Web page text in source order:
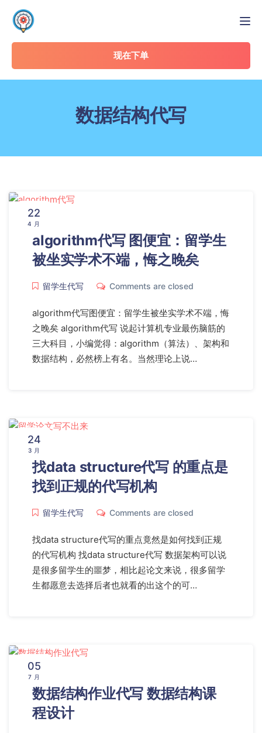
现在下单
数据结构代写
22
4 月
algorithm代写 图便宜：留学生
被坐实学术不端，悔之晚矣
留学生代写 Comments are closed
algorithm代写图便宜：留学生被坐实学术不端，悔
之晚矣 algorithm代写 说起计算机专业最伤脑筋的
三大科目，小编觉得：algorithm（算法）、架构和
数据结构，必然榜上有名。当然理论上说…
24
3 月
找data structure代写 的重点是
找到正规的代写机构
留学生代写 Comments are closed
找data structure代写的重点竟然是如何找到正规
的代写机构 找data structure代写 数据架构可以说
是很多留学生的噩梦，相比起论文来说，很多留学
生都愿意去选择后者也就看的出这个的可…
05
7 月
数据结构作业代写 数据结构课
程设计